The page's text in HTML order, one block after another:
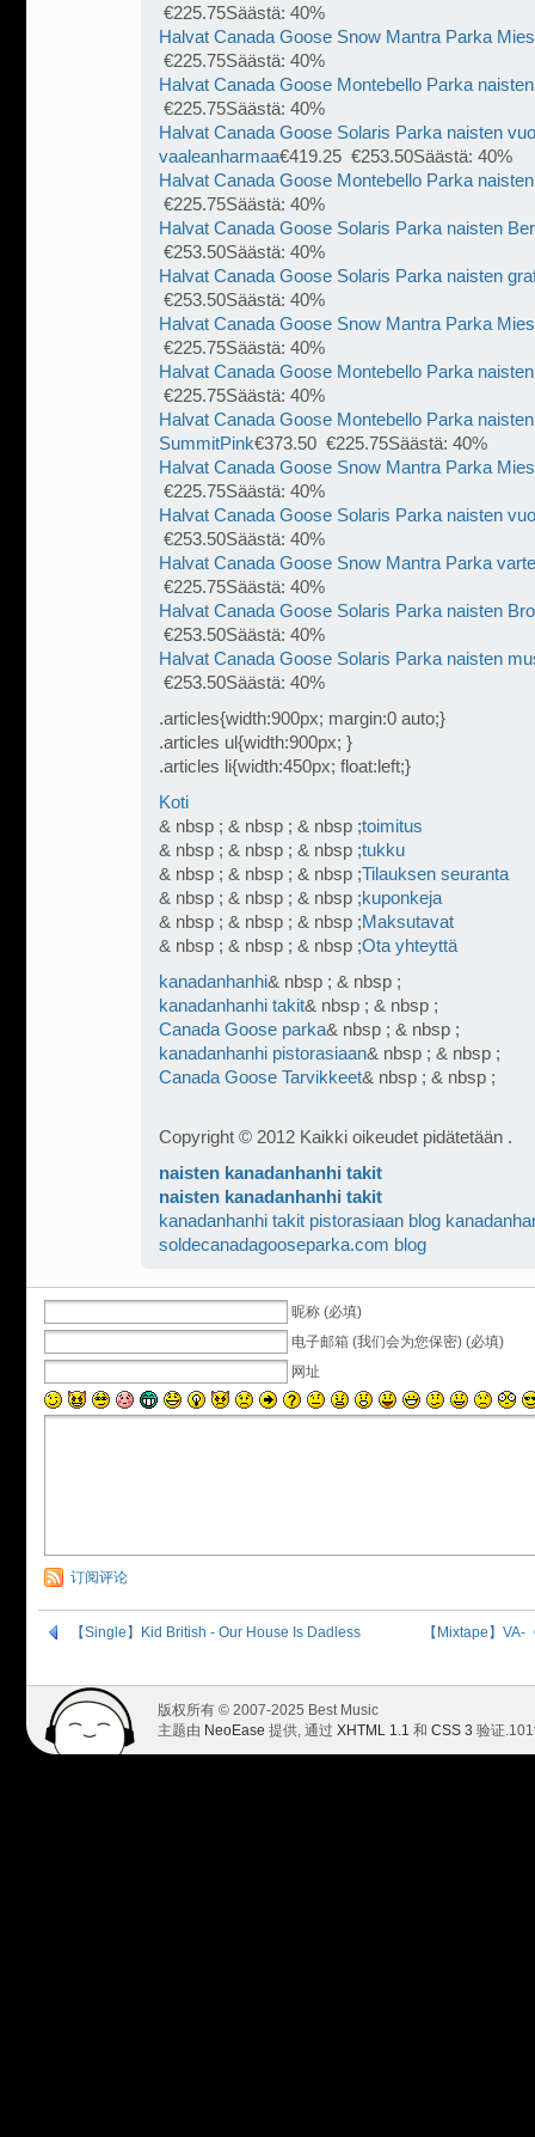
€225.75Säästä: 40%
Halvat Canada Goose Snow Mantra Parka
€225.75Säästä: 40%
Halvat Canada Goose Montebello Parka
€225.75Säästä: 40%
Halvat Canada Goose Solaris Parka naisten
vaaleanharmaa€419.25 €253.50Säästä: 40%
Halvat Canada Goose Montebello Parka
€225.75Säästä: 40%
Halvat Canada Goose Solaris Parka naisten
€253.50Säästä: 40%
Halvat Canada Goose Solaris Parka naisten
€253.50Säästä: 40%
Halvat Canada Goose Snow Mantra Parka
€225.75Säästä: 40%
Halvat Canada Goose Montebello Parka
€225.75Säästä: 40%
Halvat Canada Goose Montebello Parka
SummitPink€373.50 €225.75Säästä: 40%
Halvat Canada Goose Snow Mantra Parka
€225.75Säästä: 40%
Halvat Canada Goose Solaris Parka naisten
€253.50Säästä: 40%
Halvat Canada Goose Snow Mantra Parka
€225.75Säästä: 40%
Halvat Canada Goose Solaris Parka naisten
€253.50Säästä: 40%
Halvat Canada Goose Solaris Parka naisten
€253.50Säästä: 40%
.articles{width:900px; margin:0 auto;}
.articles ul{width:900px; }
.articles li{width:450px; float:left;}
Koti
& nbsp ; & nbsp ; & nbsp ;toimitus
& nbsp ; & nbsp ; & nbsp ;tukku
& nbsp ; & nbsp ; & nbsp ;Tilauksen seuranta
& nbsp ; & nbsp ; & nbsp ;kuponkeja
& nbsp ; & nbsp ; & nbsp ;Maksutavat
& nbsp ; & nbsp ; & nbsp ;Ota yhteyttä
kanadanhanhi& nbsp ; & nbsp ;
kanadanhanhi takit& nbsp ; & nbsp ;
Canada Goose parka& nbsp ; & nbsp ;
kanadanhanhi pistorasiaan& nbsp ; & nbsp ;
Canada Goose Tarvikkeet& nbsp ; & nbsp ;
Copyright © 2012 Kaikki oikeudet pidätetään .
naisten kanadanhanhi takit
naisten kanadanhanhi takit
kanadanhanhi takit pistorasiaan blog
soldecanadagooseparka.com blog
昵称 (必填)
电子邮箱 (我们会为您保密) (必填)
网址
订阅评论
【Single】Kid British - Our House Is Dadless 【Mixtape】
版权所有 © 2007-2025 Best Music
主题由 NeoEase 提供, 通过 XHTML 1.1 和 CSS 3 验证.